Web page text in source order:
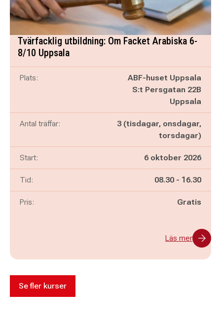
Tvärfacklig utbildning: Om Facket Arabiska 6-
8/10 Uppsala
Plats:
ABF-huset Uppsala
S:t Persgatan 22B
Uppsala
Antal träffar:
3 (tisdagar, onsdagar,
torsdagar)
Start: 6 oktober 2026
Tid: Pågår mellan
08.30 - och
16.30
Pris: Gratis
Läs mer
Se fler kurser